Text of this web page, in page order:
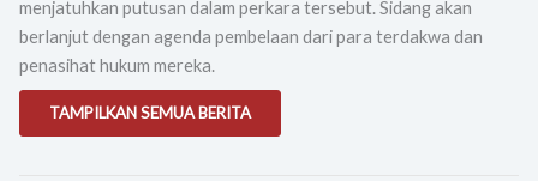
menjatuhkan putusan dalam perkara tersebut. Sidang akan
berlanjut dengan agenda pembelaan dari para terdakwa dan
penasihat hukum mereka.
TAMPILKAN SEMUA BERITA